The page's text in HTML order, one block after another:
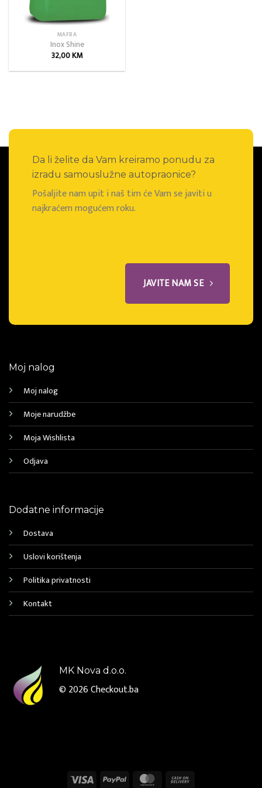
MAFRA
Inox Shine
32,00KM
Da li želite da Vam kreiramo ponudu za
izradu samouslužne autopraonice?
Pošaljite nam upit i naš tim će Vam se javiti u
najkraćem mogućem roku.
JAVITE NAM SE
Moj nalog
Moj nalog
Moje narudžbe
Moja Wishlista
Odjava
Dodatne informacije
Dostava
Uslovi korištenja
Politika privatnosti
Kontakt
MK Nova d.o.o.
© 2026Checkout.ba